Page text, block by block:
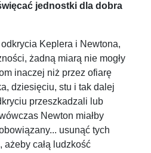
jednostki dla dobra
Keplera i Newtona,
żadną miarą nie mogły
inaczej niż przez ofiarę
dziesięciu, stu i tak dalej
przeszkadzali lub
Newton miałby
usunąć tych
całą ludzkość